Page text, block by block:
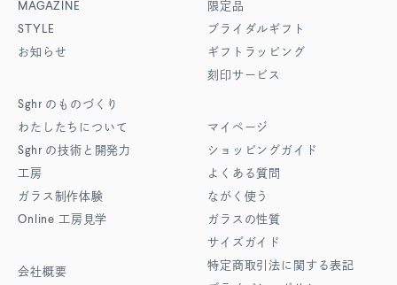
MAGAZINE
STYLE
お知らせ
Sghr のものづくり
わたしたちについて
Sghr の技術と開発力
工房
ガラス制作体験
Online 工房見学
会社概要
限定品
ブライダルギフト
ギフトラッピング
刻印サービス
マイページ
ショッピングガイド
よくある質問
ながく使う
ガラスの性質
サイズガイド
特定商取引法に関する表記